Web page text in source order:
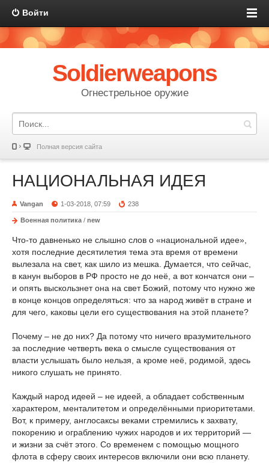
Войти
Soldierweapons
Огнестрельное оружие
Полная версия сайта
НАЦИОНАЛЬНАЯ ИДЕЯ
Vangan 1-03-2018, 07:59 238
Военная политика / new
Что-то давненько не слышно слов о «национальной идее»,
хотя последние десятилетия тема эта время от времени
вылезала на свет, как шило из мешка. Думается, что сейчас,
в канун выборов в РФ просто не до неё, а вот кончатся они –
и опять выскользнет она на свет Божий, потому что нужно же
в конце концов определяться: что за народ живёт в стране и
для чего, каковы цели его существования на этой планете?
Почему – не до них? Да потому что ничего вразумительного
за последние четверть века о смысле существования от
власти услышать было нельзя, а кроме неё, родимой, здесь
никого слушать не принято.
Каждый народ идеей – не идеей, а обладает собственным
характером, менталитетом и определёнными приоритетами.
Вот, к примеру, англосаксы веками стремились к захвату,
покорению и ограблению чужих народов и их территорий —
и жизни за счёт этого. Со временем с помощью мощного
флота в сферу своих интересов включили они всю планету.